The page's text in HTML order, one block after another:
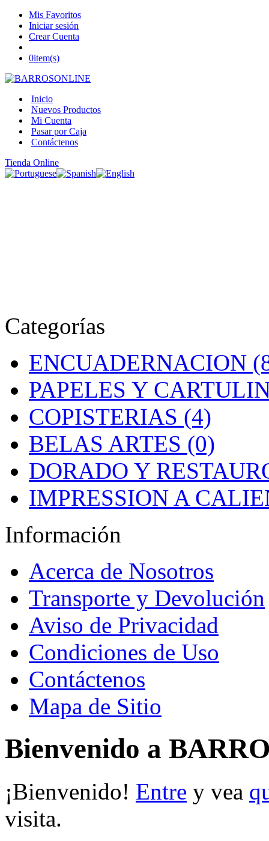
Mis Favoritos
Iniciar sesión
Crear Cuenta
0item(s)
Inicio
Nuevos Productos
Mi Cuenta
Pasar por Caja
Contáctenos
Tienda Online
Categorías
ENCUADERNACION
PAPELES Y
COPISTERIAS (4)
BELAS ARTES (0)
DORADO Y
IMPRESSION A
Información
Acerca de Nosotros
Transporte y Devolución
Aviso de Privacidad
Condiciones de Uso
Contáctenos
Mapa de Sitio
Bienvenido a
¡Bienvenido! Entre y vea
visita.